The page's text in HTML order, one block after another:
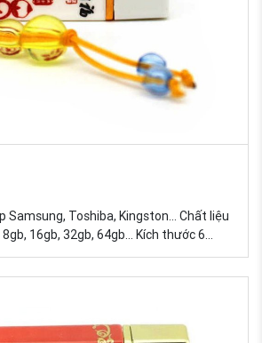
Samsung, Toshiba, Kingston... Chất liệu
16gb, 32gb, 64gb... Kích thước 6
sắc Đa dạng, được tự chọn màu sắc